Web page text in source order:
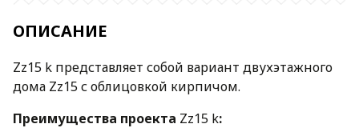
ОПИСАНИЕ
Zz15 k представляет собой вариант двухэтажного
дома Zz15 с облицовкой кирпичом.
Преимущества проекта Zz15 k: